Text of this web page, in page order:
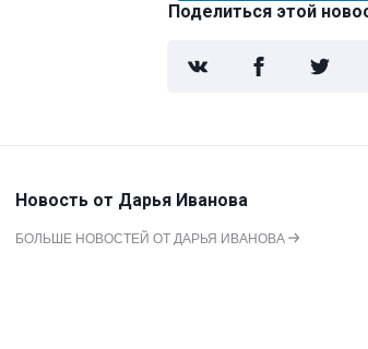
Поделиться этой
Новость от Дарья Иванова
БОЛЬШЕ НОВОСТЕЙ ОТ ДАРЬЯ ИВАНОВА